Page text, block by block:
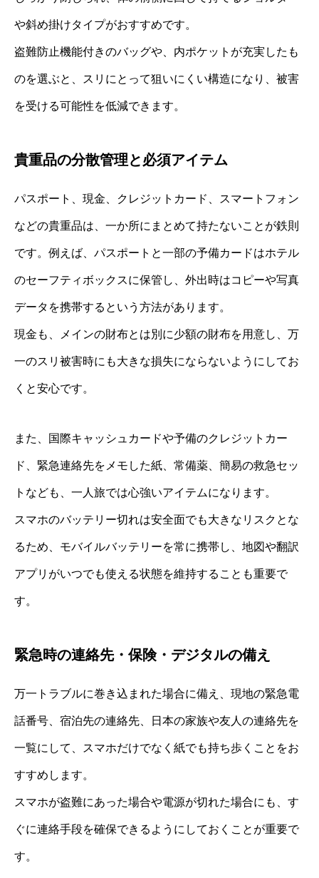
や斜め掛けタイプがおすすめです。
盗難防止機能付きのバッグや、内ポケットが充実したも
のを選ぶと、スリにとって狙いにくい構造になり、被害
を受ける可能性を低減できます。
貴重品の分散管理と必須アイテム
パスポート、現金、クレジットカード、スマートフォン
などの貴重品は、一か所にまとめて持たないことが鉄則
です。例えば、パスポートと一部の予備カードはホテル
のセーフティボックスに保管し、外出時はコピーや写真
データを携帯するという方法があります。
現金も、メインの財布とは別に少額の財布を用意し、万
一のスリ被害時にも大きな損失にならないようにしてお
くと安心です。
また、国際キャッシュカードや予備のクレジットカー
ド、緊急連絡先をメモした紙、常備薬、簡易の救急セッ
トなども、一人旅では心強いアイテムになります。
スマホのバッテリー切れは安全面でも大きなリスクとな
るため、モバイルバッテリーを常に携帯し、地図や翻訳
アプリがいつでも使える状態を維持することも重要で
す。
緊急時の連絡先・保険・デジタルの備え
万一トラブルに巻き込まれた場合に備え、現地の緊急電
話番号、宿泊先の連絡先、日本の家族や友人の連絡先を
一覧にして、スマホだけでなく紙でも持ち歩くことをお
すすめします。
スマホが盗難にあった場合や電源が切れた場合にも、す
ぐに連絡手段を確保できるようにしておくことが重要で
す。